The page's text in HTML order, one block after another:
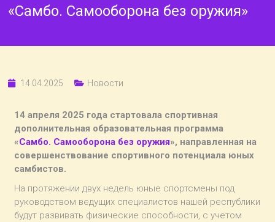
«Самбо. Самооборона без оружия»
14.04.2025 Новости
14 апреля 2025 года стартовала спортивная
дополнительная образовательная программа
«Самбо. Самооборона без оружия», направленная на
совершенствование спортивного потенциала юных
самбистов.
На протяжении двух недель юные спортсмены под
руководством ведущих специалистов нашей республики
будут развивать физические способности, с учетом